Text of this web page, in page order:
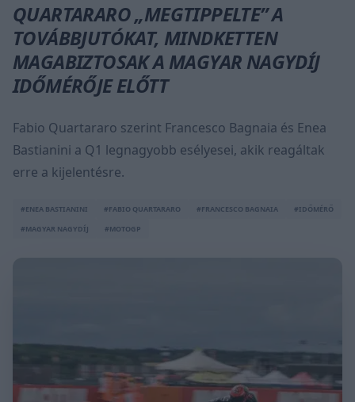
QUARTARARO „MEGTIPPELTE” A
TOVÁBBJUTÓKAT, MINDKETTEN
MAGABIZTOSAK A MAGYAR NAGYDÍJ
IDŐMÉRŐJE ELŐTT
Fabio Quartararo szerint Francesco Bagnaia és Enea
Bastianini a Q1 legnagyobb esélyesei, akik reagáltak
erre a kijelentésre.
#ENEA BASTIANINI #FABIO QUARTARARO #FRANCESCO BAGNAIA
#IDŐMÉRŐ
#MAGYAR NAGYDÍJ
#MOTOGP